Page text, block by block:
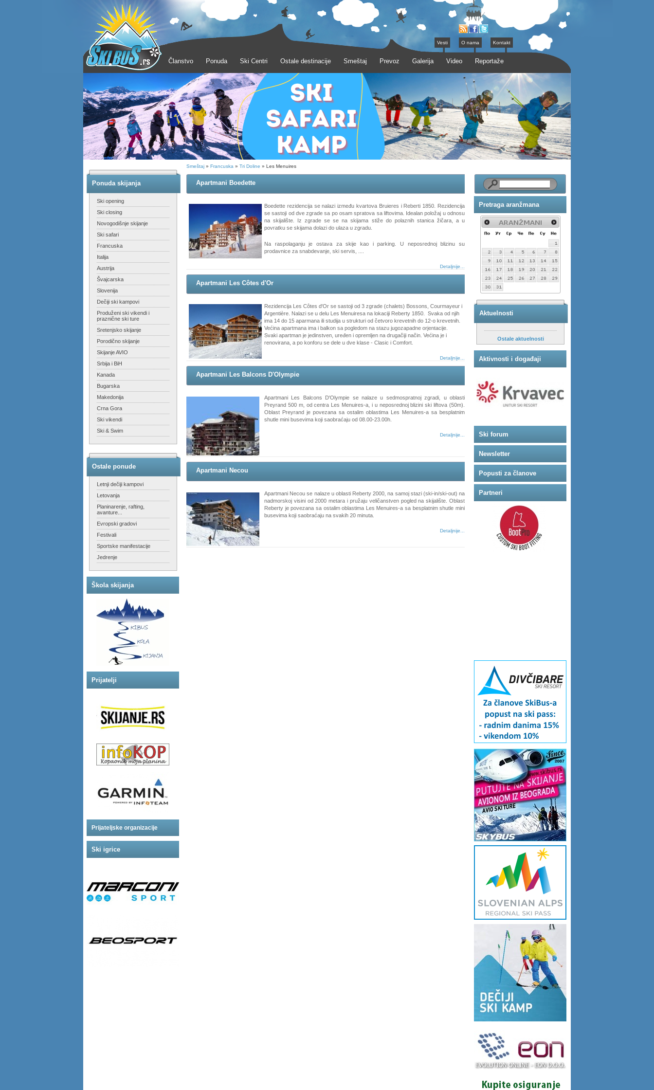
Vesti O nama Kontakt
Članstvo Ponuda Ski Centri Ostale destinacije Smeštaj Prevoz Galerija Video Reportaže
Ponuda skijanja
Ski opening
Ski closing
Novogodišnje skijanje
Ski safari
Francuska
Italija
Austrija
Švajcarska
Slovenija
Dečiji ski kampovi
Produženi ski vikendi i
praznične ski ture
Sretenjsko skijanje
Porodično skijanje
Skijanje AVIO
Srbija i BiH
Kanada
Bugarska
Makedonija
Crna Gora
Ski vikendi
Ski & Swim
Ostale ponude
Letnji dečiji kampovi
Letovanja
Planinarenje, rafting,
avanture...
Evropski gradovi
Festivali
Sportske manifestacije
Jedrenje
Škola skijanja
Prijatelji
Prijateljske organizacije
Ski igrice
Smeštaj » Francuska » Tri Doline » Les Menuires
Apartmani Boedette
Boedette rezidencija se nalazi između kvartova Bruieres i Reberti 1850. Rezidencija
se sastoji od dve zgrade sa po osam spratova sa liftovima. Idealan položaj u odnosu
na skijalište. Iz zgrade se se na skijama stiže do polaznih stanica žičara, a u
povratku se skijama dolazi do ulaza u zgradu.
Na raspolaganju je ostava za skije kao i parking. U neposrednoj blizinu su
prodavnice za snabdevanje, ski servis, ....
Detaljnije...
Apartmani Les Côtes d'Or
Rezidencija Les Côtes d'Or se sastoji od 3 zgrade (chalets) Bossons, Courmayeur i
Argentière. Nalazi se u delu Les Menuiresa na lokaciji Reberty 1850. Svaka od njih
ima 14 do 15 aparmana ili studija u strukturi od četvoro krevetnih do 12-o krevetnih.
Većina apartmana ima i balkon sa pogledom na stazu jugozapadne orjentacije.
Svaki apartman je jedinstven, uređen i opremljen na drugačiji način. Većina je i
renovirana, a po konforu se dele u dve klase - Clasic i Comfort.
Detaljnije...
Apartmani Les Balcons D'Olympie
Apartmani Les Balcons D'Olympie se nalaze u sedmospratnoj zgradi, u oblasti
Preyrand 500 m, od centra Les Menuires-a, i u neposrednoj blizini ski liftova (50m).
Oblast Preyrand je povezana sa ostalim oblastima Les Menuires-a sa besplatnim
shutle mini busevima koji saobraćaju od 08.00-23.00h.
Detaljnije...
Apartmani Necou
Apartmani Necou se nalaze u oblasti Reberty 2000, na samoj stazi (ski-in/ski-out) na
nadmorskoj visini od 2000 metara i pružaju veličanstven pogled na skijalište. Oblast
Reberty je povezana sa ostalim oblastima Les Menuires-a sa besplatnim shutle mini
busevima koji saobraćaju na svakih 20 minuta.
Detaljnije...
Pretraga aranžmana
Aktuelnosti
Ostale aktuelnosti
Aktivnosti i događaji
Ski forum
Newsletter
Popusti za članove
Partneri